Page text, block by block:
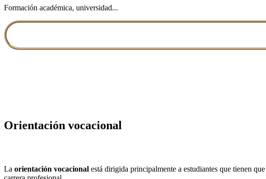
Formación académica, universidad...
Orientación vocacional
La orientación vocacional está dirigida principalmente a estudiantes que tienen